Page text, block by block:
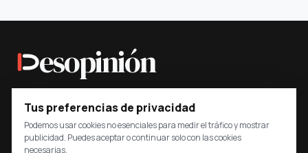
esopinión
mediante contexto, datos y preguntas.
Transparencia
Tus preferencias de privacidad
Podemos usar cookies no esenciales para medir el tráfico y mostrar
publicidad. Puedes aceptar o continuar solo con las cookies
necesarias.